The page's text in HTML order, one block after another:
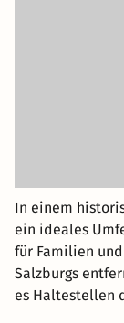
In einem
ein ideales
für Familien
Salzburgs
es Haltestellen